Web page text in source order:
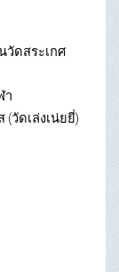
วัดสระเกศ
า
วัดเล่งเน่ยยี่)